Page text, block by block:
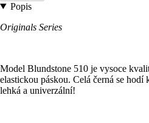
Popis
Originals Series
Model Blundstone 510 je vysoce
elastickou páskou. Celá černá se hodí
lehká a univerzální!